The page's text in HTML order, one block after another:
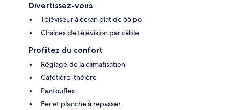
Divertissez-vous
Téléviseur à écran plat de 55 po
Chaînes de télévision par câble
Profitez du confort
Réglage de la climatisation
Cafetière-théière
Pantoufles
Fer et planche à repasser